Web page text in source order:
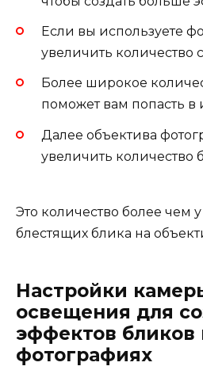
Если вы используете
увеличить количество
Более широкое
поможет вам попасть
Далее объектива
увеличить количество
Это количество более чем
блестящих блика на
Настройки
освещения для
эффектов бликов
фотографиях